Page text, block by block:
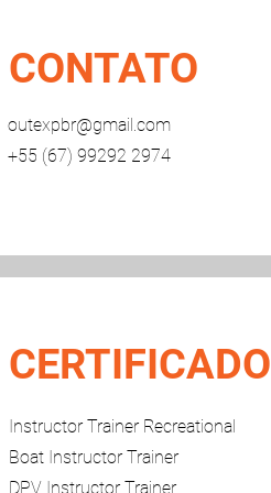
CONTATO
outexpbr@gmail.com
+55 (67) 99292 2974
Instructor Trainer Recreational
Boat Instructor Trainer
DPV Instructor Trainer